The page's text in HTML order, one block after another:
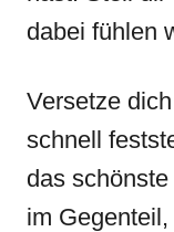
dabei fühlen
Versetze
schnell
das
im